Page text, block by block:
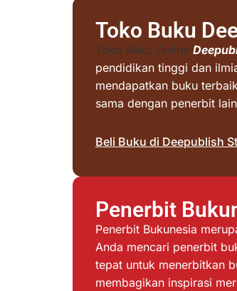
Toko Buku
Toko Buku Online
pendidikan tinggi dan
mendapatkan buku
sama dengan penerbit
Beli Buku di Deepublish
Penerbit
Penerbit Bukunesia
Anda mencari penerbit
tepat untuk menerbitkan
membagikan inspirasi